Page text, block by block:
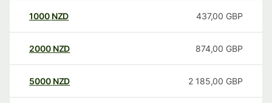
1000 NZD 437,00 GBP
2000 NZD 874,00 GBP
5000 NZD 2 185,00 GBP